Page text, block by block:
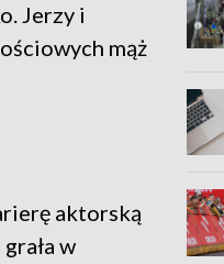
Jerzy i
mąż
aktorską
w